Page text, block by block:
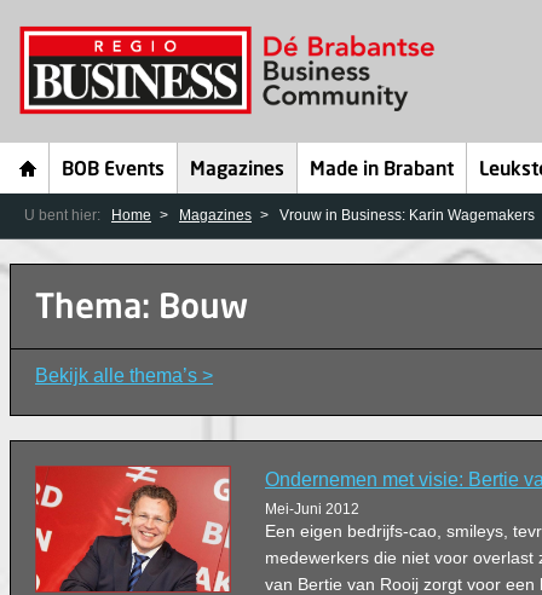
BOB Events Magazines Made in Brabant
U bent hier: Home Magazines Vrouw in Business: Karin Wagemakers
Thema: Bouw
Bekijk alle thema’s >
Ondernemen met visie: Bertie
Mei-Juni 2012
Een eigen bedrijfs-cao, smileys,
medewerkers die niet voor
van Bertie van Rooij zorgt voor